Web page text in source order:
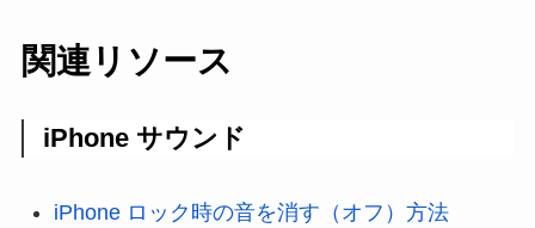
関連リソース
iPhone サウンド
iPhone ロック時の音を消す（オフ）方法